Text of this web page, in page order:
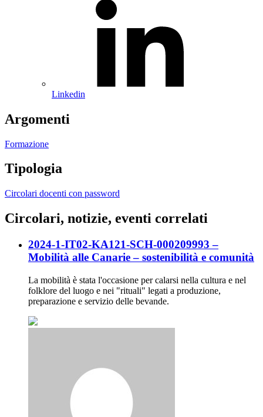
Linkedin
Argomenti
Formazione
Tipologia
Circolari docenti con password
Circolari, notizie, eventi correlati
2024-1-IT02-KA121-SCH-000209993 –
Mobilità alle Canarie – sostenibilità e comunità
La mobilità è stata l'occasione per calarsi nella cultura e nel
folklore del luogo e nei "rituali" legati a produzione,
preparazione e servizio delle bevande.